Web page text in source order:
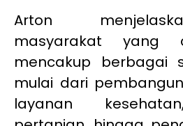
Arton
masyarakat yang
mencakup berbagai
mulai dari
layanan